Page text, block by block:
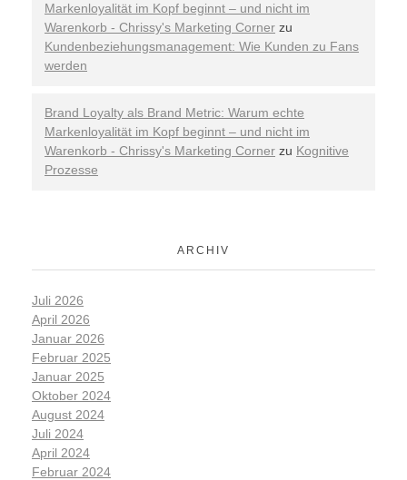
Markenloyalität im Kopf beginnt – und nicht im
Warenkorb - Chrissy's Marketing Corner zu
Kundenbeziehungsmanagement: Wie Kunden zu Fans
werden
Brand Loyalty als Brand Metric: Warum echte
Markenloyalität im Kopf beginnt – und nicht im
Warenkorb - Chrissy's Marketing Corner zu Kognitive
Prozesse
ARCHIV
Juli 2026
April 2026
Januar 2026
Februar 2025
Januar 2025
Oktober 2024
August 2024
Juli 2024
April 2024
Februar 2024